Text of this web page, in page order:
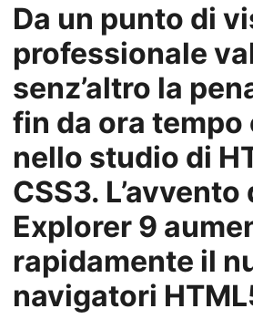
Da un punto di
professionale
senz’altro la
fin da ora tempo
nello studio di
CSS3.
Explorer 9
rapidamente il
navigatori